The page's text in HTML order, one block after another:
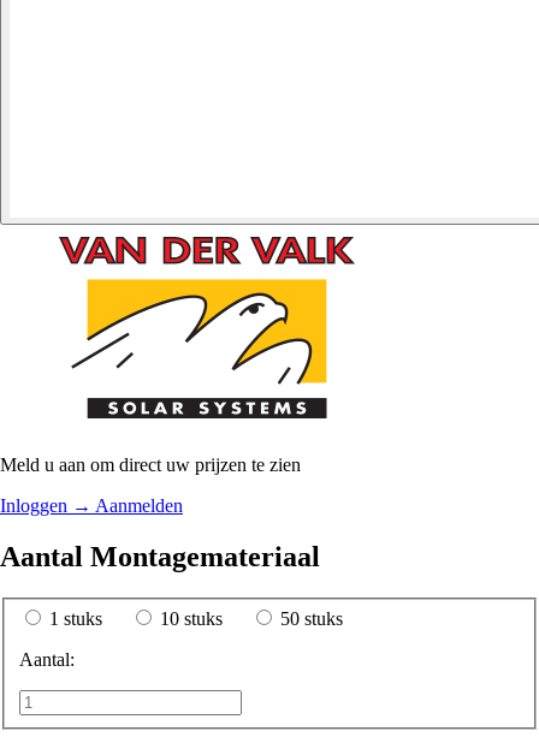
Meld u aan om direct uw prijzen te zien
Inloggen → Aanmelden
Aantal Montagemateriaal
1 stuks 10 stuks
50 stuks
Aantal: